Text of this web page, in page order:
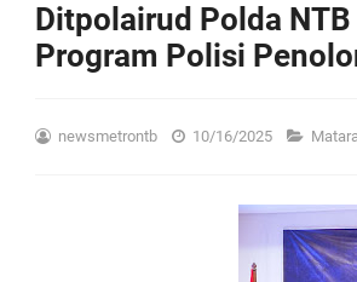
Polres Lombok
Tim URC Polres
Ditpolairud Polda
Program Polisi
newsmetrontb 10/16/2025